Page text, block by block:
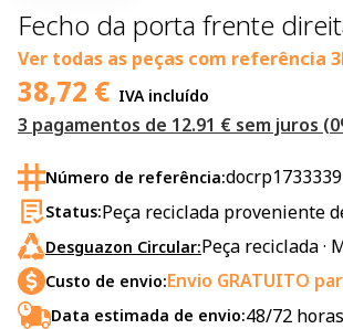
Fecho da porta frente
Ver todas as peças com referência
38,72 € IVA incluído
3 pagamentos de 12.91 € sem juros
Número de referência:docrp1733339
Status:Peça reciclada proveniente
Desguazon Circular:Peça reciclada
Custo de envio:Envio GRATUITO
Data estimada de envio:48/72